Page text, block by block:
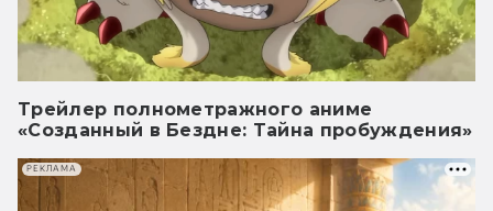
Трейлер полнометражного аниме
«Созданный в Бездне: Тайна пробуждения»
РЕКЛАМА